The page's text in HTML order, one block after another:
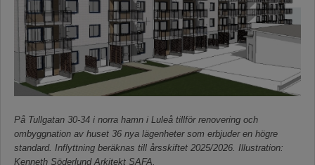
På Tullgatan 30-34 i norra hamn i Luleå tillför renovering och
ombyggnation av huset 36 nya lägenheter som erbjuder en högre
standard. Inflyttning beräknas till årsskiftet 2025/2026. Illustration:
Kenneth Söderlund Arkitekt SAFA.